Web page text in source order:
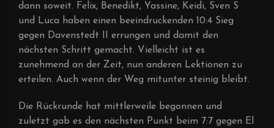
dann soweit. Felix, Benedikt, Yassine, Keidi, Sven S
und Luca haben einen beeindruckenden 10:4 Sieg
gegen Davenstedt II errungen und damit den
nächsten Schritt gemacht. Vielleicht ist es
zunehmend an der Zeit, nun anderen Lektionen zu
erteilen. Auch wenn der Weg mitunter steinig bleibt.
Die Rückrunde hat mittlerweile begonnen und
zuletzt gab es den nächsten Punkt beim 7:7 gegen El